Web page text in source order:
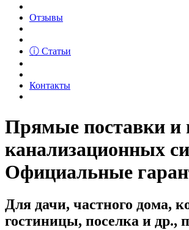
Отзывы
ⓘ Статьи
Контакты
Прямые поставки и
канализационных
Официальные
Для дачи, частного дома,
гостиницы, поселка и др.,